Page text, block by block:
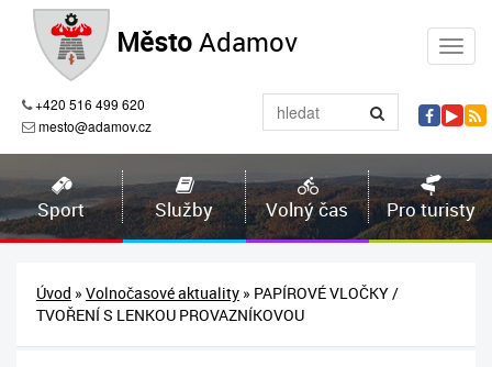
MěstoAdamov
+420 516 499 620
mesto@adamov.cz
Sport Služby Volný čas Pro turisty
Úvod » Volnočasové aktuality » PAPÍROVÉ VLOČKY /
TVOŘENÍ S LENKOU PROVAZNÍKOVOU